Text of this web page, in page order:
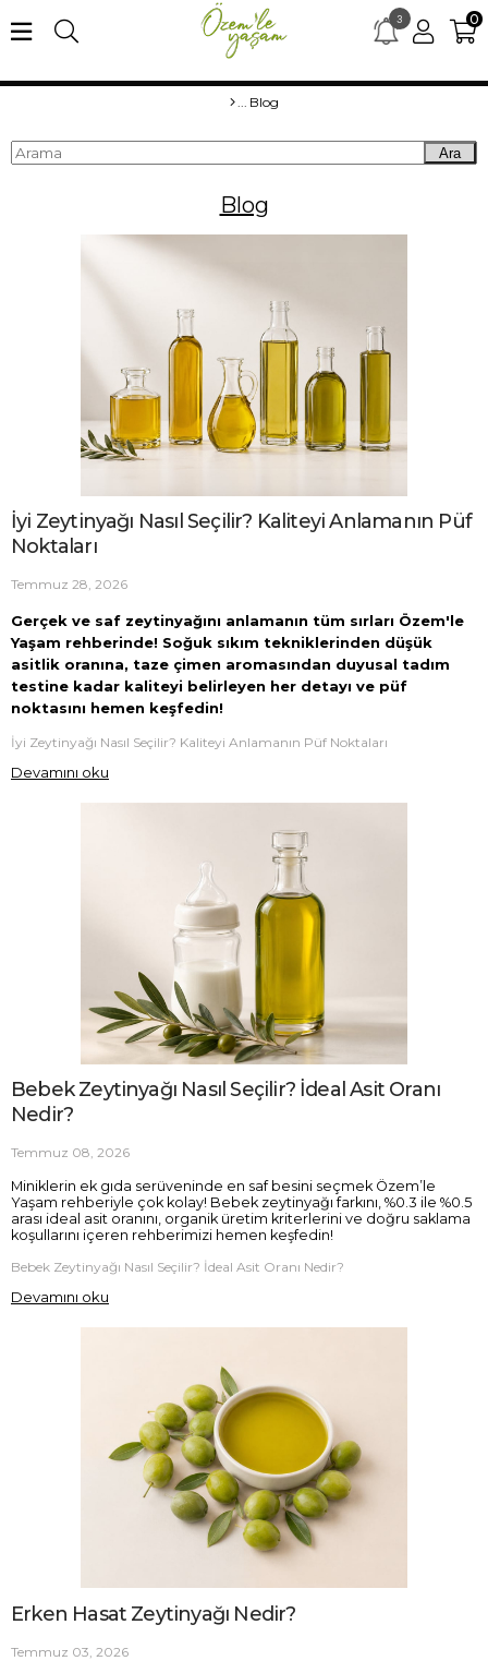
×
3 0
Blog
Ara
Blog
İyi Zeytinyağı Nasıl Seçilir? Kaliteyi Anlamanın Püf
Noktaları
Temmuz 28, 2026
Gerçek ve saf zeytinyağını anlamanın tüm sırları Özem'le
Yaşam rehberinde! Soğuk sıkım tekniklerinden düşük
asitlik oranına, taze çimen aromasından duyusal tadım
testine kadar kaliteyi belirleyen her detayı ve püf
noktasını hemen keşfedin!
İyi Zeytinyağı Nasıl Seçilir? Kaliteyi Anlamanın Püf Noktaları
Devamını oku
Bebek Zeytinyağı Nasıl Seçilir? İdeal Asit Oranı
Nedir?
Temmuz 08, 2026
Miniklerin ek gıda serüveninde en saf besini seçmek Özem’le
Yaşam rehberiyle çok kolay! Bebek zeytinyağı farkını, %0.3 ile %0.5
arası ideal asit oranını, organik üretim kriterlerini ve doğru saklama
koşullarını içeren rehberimizi hemen keşfedin!
Bebek Zeytinyağı Nasıl Seçilir? İdeal Asit Oranı Nedir?
Devamını oku
Erken Hasat Zeytinyağı Nedir?
Temmuz 03, 2026